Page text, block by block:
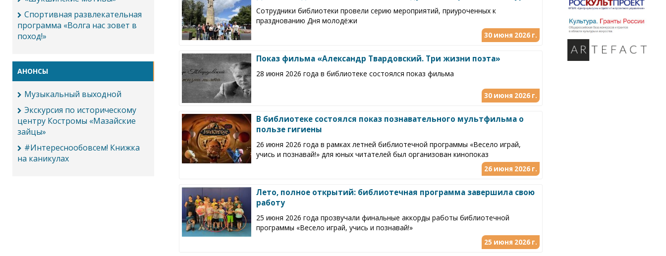
Спортивная развлекательная
программа «Волга нас зовет в
поход!»
АНОНСЫ
Музыкальный выходной
Экскурсия по историческому
центру Костромы «Мазайские
зайцы»
#Интереснообовсем! Книжка
на каникулах
Сотрудники библиотеки провели серию мероприятий, приуроченных к
празднованию Дня молодёжи
30 июня 2026 г.
Показ фильма «Александр Твардовский. Три жизни поэта»
28 июня 2026 года в библиотеке состоялся показ фильма
30 июня 2026 г.
В библиотеке состоялся показ познавательного мультфильма о
пользе гигиены
26 июня 2026 года в рамках летней библиотечной программы «Весело играй,
учись и познавай!» для юных читателей был организован кинопоказ
26 июня 2026 г.
Лето, полное открытий: библиотечная программа завершила свою
работу
25 июня 2026 года прозвучали финальные аккорды работы библиотечной
программы «Весело играй, учись и познавай!»
25 июня 2026 г.